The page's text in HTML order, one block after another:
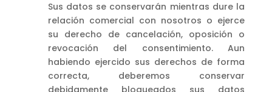
Sus datos se conservarán mientras dure la
relación comercial con nosotros o ejerce
su derecho de cancelación, oposición o
revocación del consentimiento. Aun
habiendo ejercido sus derechos de forma
correcta, deberemos conservar
debidamente bloqueados sus datos